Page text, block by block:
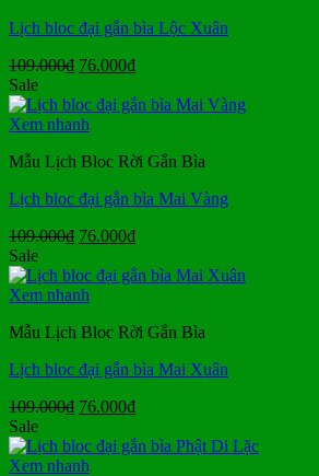
Lịch bloc đại gắn bìa Lộc Xuân
109.000₫ Giá
là:
109.000₫.
76.000₫Giá
tại
Sale
Xem nhanh
Mẫu Lịch Bloc Rời Gắn Bìa
Lịch bloc đại gắn bìa Mai Vàng
109.000₫ Giá
là:
109.000₫.
76.000₫Giá
tại
Sale
Xem nhanh
Mẫu Lịch Bloc Rời Gắn Bìa
Lịch bloc đại gắn bìa Mai Xuân
109.000₫ Giá
là:
109.000₫.
76.000₫Giá
tại
Sale
Xem nhanh